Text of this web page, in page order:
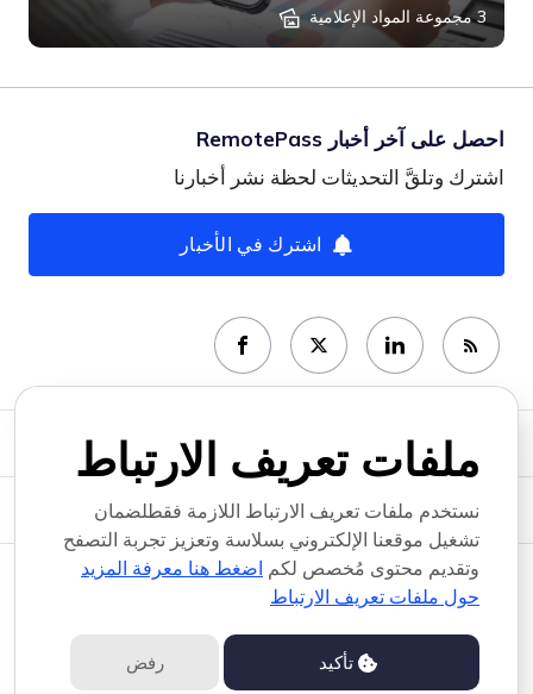
3 مجموعة المواد الإعلامية
احصل على آخر أخبار RemotePass
اشترك وتلقَّ التحديثات لحظة نشر أخبارنا
اشترك في الأخبار
غرفة الأخبار
مواضيع الأخبار
حقوق النشر2026RemotePass . كل الحقوق محفوظة
سياسة الخصوصية شروط الاستخدام
ملفات تعريف الارتباط
نستخدم ملفات تعريف الارتباط اللازمة فقطلضمان
تشغيل موقعنا الإلكتروني بسلاسة وتعزيز تجربة التصفح
وتقديم محتوى مُخصص لكم اضغط هنا معرفة المزيد
حول ملفات تعريف الارتباط
تأكيد رفض